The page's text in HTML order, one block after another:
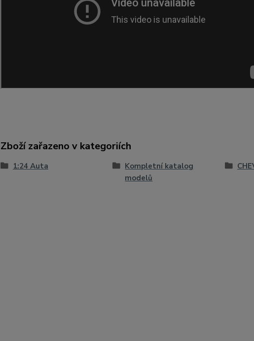
Zboží zařazeno v kategoriích
1:24 Auta
Kompletní katalog
modelů